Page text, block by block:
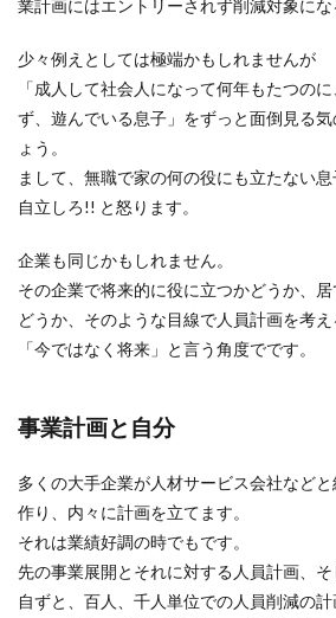
業計画にはエントリーされず削減対象にな
少々例えとしては極端かもしれませんが
「成人して社会人になって何年もたつの
ず、遊んでいる息子」をずっと面倒見る
ょう。
まして、無職で家の何の役にも立たない
自立しろ!! と怒ります。
企業も同じかもしれません。
その企業で将来的に役に立つかどうか、
どうか、そのような目線で人員計画を考え
「今ではなく将来」と言う角度でです。
事業計画と自分
多くの大手企業が人材サービス会社など
作り、内々に計画を立てます。
それは業績好調の時でもです。
先の事業展開とそれに対する人員計画、そ
自ずと、百人、千人単位での人員削減の計